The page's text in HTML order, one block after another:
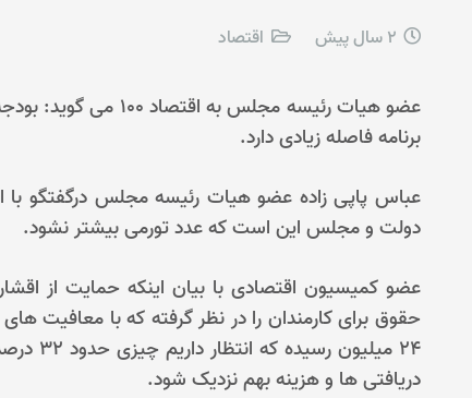
2 سال پیش اقتصاد
عضو هیات رئیسه
برنامه فاصله زیادی دارد.
دولت و مجلس این است که عدد تورمی بیشتر نشود.
24
دریافتی ها و هزینه بهم نزدیک شود.